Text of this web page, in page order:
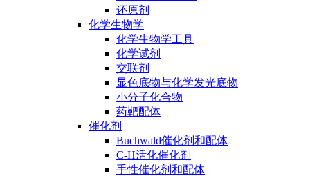
还原剂
化学生物学
化学生物学工具
化学试剂
交联剂
显色底物与化学发光底物
小分子化合物
药靶配体
催化剂
Buchwald催化剂和配体
C-H活化催化剂
手性催化剂和配体